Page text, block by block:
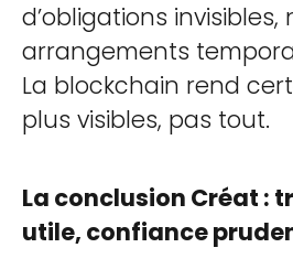
d’obligations invisibles,
arrangements
La blockchain rend
plus visibles, pas tout.
La conclusion Créat :
utile, confiance